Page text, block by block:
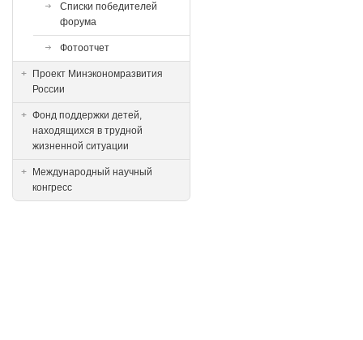
Списки победителей
форума
Фотоотчет
Проект Минэкономразвития
России
Фонд поддержки детей,
находящихся в трудной
жизненной ситуации
Международный научный
конгресс